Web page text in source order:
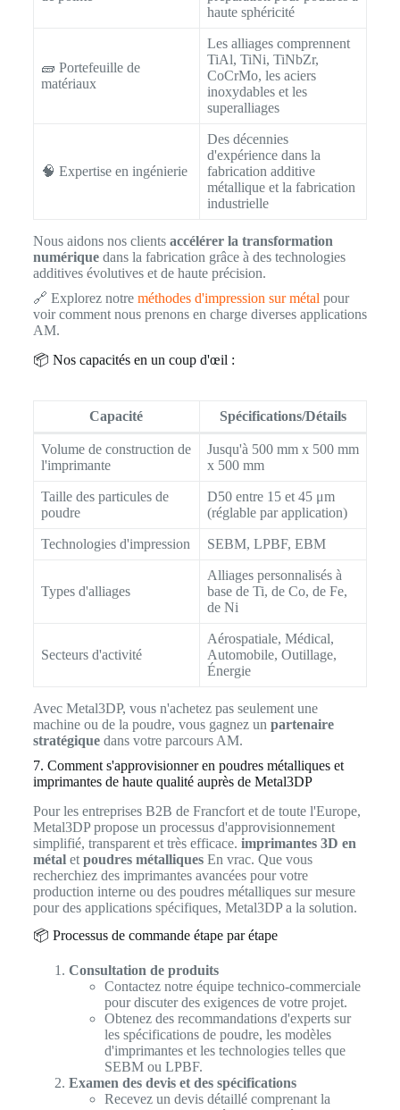
haute sphéricité
🧱 Portefeuille de
matériaux
Les alliages comprennent
TiAl, TiNi, TiNbZr,
CoCrMo, les aciers
inoxydables et les
superalliages
🧠 Expertise en ingénierie
Des décennies
d'expérience dans la
fabrication additive
métallique et la fabrication
industrielle
Nous aidons nos clients accélérer la transformation
numériquedans la fabrication grâce à des technologies
additives évolutives et de haute précision.
🔗 Explorez notre méthodes d'impression sur métal pour
voir comment nous prenons en charge diverses applications
AM.
📦 Nos capacités en un coup d'œil :
Capacité Spécifications/Détails
Volume de construction de
l'imprimante
Jusqu'à 500 mm x 500 mm
x 500 mm
Taille des particules de
poudre
D50 entre 15 et 45 μm
(réglable par application)
Technologies d'impression SEBM, LPBF, EBM
Types d'alliages
Alliages personnalisés à
base de Ti, de Co, de Fe,
de Ni
Secteurs d'activité
Aérospatiale, Médical,
Automobile, Outillage,
Énergie
Avec Metal3DP, vous n'achetez pas seulement une
machine ou de la poudre, vous gagnez un partenaire
stratégiquedans votre parcours AM.
7. Comment s'approvisionner en poudres métalliques et
imprimantes de haute qualité auprès de Metal3DP
Pour les entreprises B2B de Francfort et de toute l'Europe,
Metal3DP propose un processus d'approvisionnement
simplifié, transparent et très efficace. imprimantes 3D en
métalet poudres métalliquesEn vrac. Que vous
recherchiez des imprimantes avancées pour votre
production interne ou des poudres métalliques sur mesure
pour des applications spécifiques, Metal3DP a la solution.
📦 Processus de commande étape par étape
Consultation de produits
Contactez notre équipe technico-commerciale
pour discuter des exigences de votre projet.
Obtenez des recommandations d'experts sur
les spécifications de poudre, les modèles
d'imprimantes et les technologies telles que
SEBM ou LPBF.
Examen des devis et des spécifications
Recevez un devis détaillé comprenant la